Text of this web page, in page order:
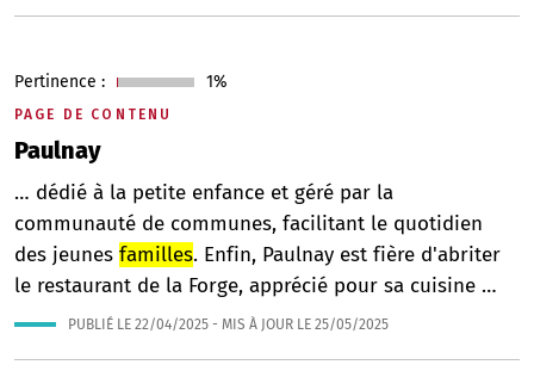
PAGE DE CONTENU
Paulnay
Pertinence : 1%
… dédié à la petite enfance et géré par la
communauté de communes, facilitant le quotidien
des jeunes familles. Enfin, Paulnay est fière d'abriter
le restaurant de la Forge, apprécié pour sa cuisine …
PUBLIÉ LE 22/04/2025 - MIS À JOUR LE 25/05/2025